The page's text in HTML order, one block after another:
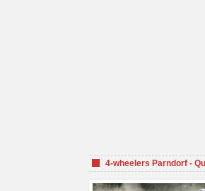
4-wheelers Parndorf -